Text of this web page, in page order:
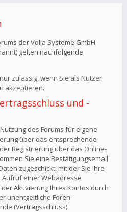
der Volla Systeme GmbH
gelten nachfolgende
zulässig, wenn Sie als Nutzer
akzeptieren.
und -
des Forums für eigene
über das entsprechende
Registrierung über das Online-
Sie eine Bestätigungsemail
zugeschickt, mit der Sie Ihre
einer Webadresse
Aktivierung Ihres Kontos durch
unentgeltliche Foren-
(Vertragsschluss).